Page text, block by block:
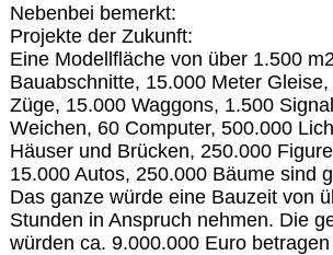
Nebenbei bemerkt:
Projekte der Zukunft:
Eine Modellfläche von über 1.500
Bauabschnitte, 15.000 Meter
Züge, 15.000 Waggons, 1.500
Weichen, 60 Computer, 500.000
Häuser und Brücken, 250.000
15.000 Autos, 250.000 Bäume sind
Das ganze würde eine Bauzeit von
Stunden in Anspruch nehmen. Die
würden ca. 9.000.000 Euro betragen